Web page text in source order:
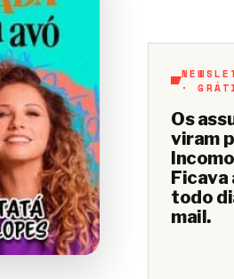
·
Os
viram
Ficava
todo
mail.